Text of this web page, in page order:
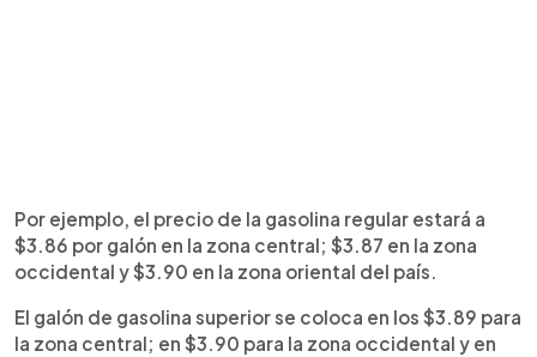
Por ejemplo, el precio de la gasolina regular estará a
$3.86 por galón en la zona central; $3.87 en la zona
occidental y $3.90 en la zona oriental del país.
El galón de gasolina superior se coloca en los $3.89 para
la zona central; en $3.90 para la zona occidental y en